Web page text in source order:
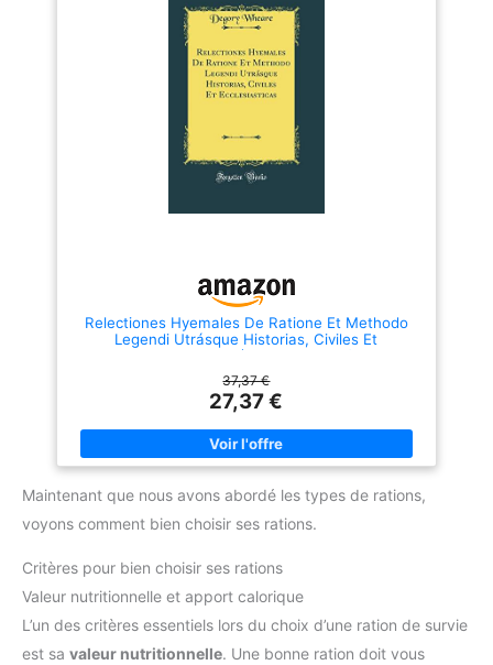
entre 20 et 30 ans dans des
conditions optimales. Idéal pour
constituer vos réserves
d'urgence à long terme.
ALIMENTATION COMPLÈTE :
très calorique qui apporte à un
adulte l'énergie, les vitamines
et les minéraux essentiels dont
il a besoin. Prêt à consommer –
constitue la nourriture de survie
idéale pour la voiture, le sac à
dos d'évacuation ou la réserve
à la maison. LA SÉCURITÉ
famille et constitue un élément
essentiel du kit de secours en
cas de catastrophe.
années par les organisations
humanitaires, l'armée et,
surtout, comme provisions
d'urgence pour la population
civile. Peu mais suffisant | 250
grammes de ce paquet suffisent
De plus, ces aliments d'urgence
peuvent être consommés
immédiatement ou après les
alimentaires d'urgence sont
en plus, sont exemptes
d'ingrédients génétiquement
extrêmes est particulièrement
aujourd'hui et vérifiez sa qualité
excellente
Relectiones Hyemales De Ratione Et Methodo
Legendi Utrásque Historias, Civiles Et
Ecclesiasticas (Classic Reprint)
37,37 €
27,37 €
Maintenant que nous avons abordé les types de rations,
voyons comment bien choisir ses rations.
Critères pour bien choisir ses rations
Valeur nutritionnelle et apport calorique
L’un des critères essentiels lors du choix d’une ration de survie
est sa valeur nutritionnelle. Une bonne ration doit vous